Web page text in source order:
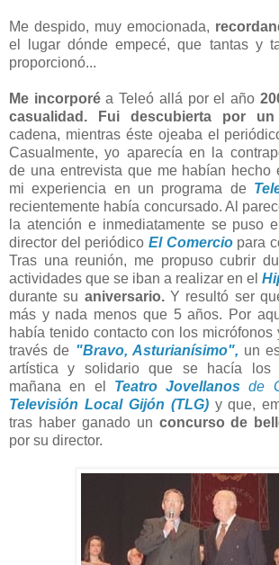
Me despido, muy emocionada,
el lugar dónde empecé, que tantas y
proporcionó...
Me incorporéa Teleó allá por el año
casualidad.
Fui descubierta por un
cadena, mientras éste ojeaba el
Casualmente, yo aparecía en la
de una entrevista que me habían hecho
mi experiencia en un programa de
recientemente había concursado. Al
la atención e inmediatamente se puso
director del periódico El Comerciopara
Tras una reunión, me propuso cubrir
actividades que se iban a realizar en el
durante su aniversario.Y resultó ser
más y nada menos que 5 años. Por
había tenido contacto con los micrófonos
través de "Bravo, Asturianísimo", un
artística y solidario que se hacía los
mañana en el
Teatro Jovellanosde
Televisión Local Gijón (TLG)y que,
tras haber ganado un concurso de
por su director.